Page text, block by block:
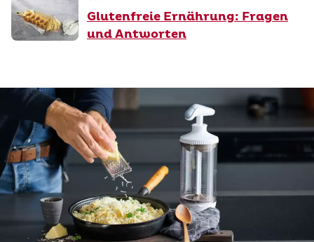
Glutenfreie Ernährung: Fragen
und Antworten